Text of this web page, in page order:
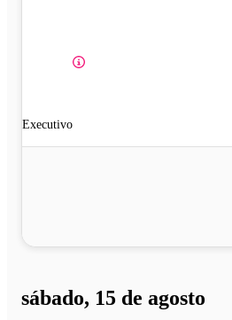
Executivo
sábado, 15 de agosto